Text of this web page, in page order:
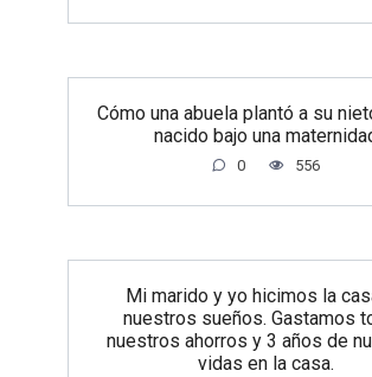
Cómo una abuela plantó a su
nacido bajo una
0 556
Mi marido y yo hicimos la
nuestros sueños. Gastamos
nuestros ahorros y 3 años de
vidas en la casa.